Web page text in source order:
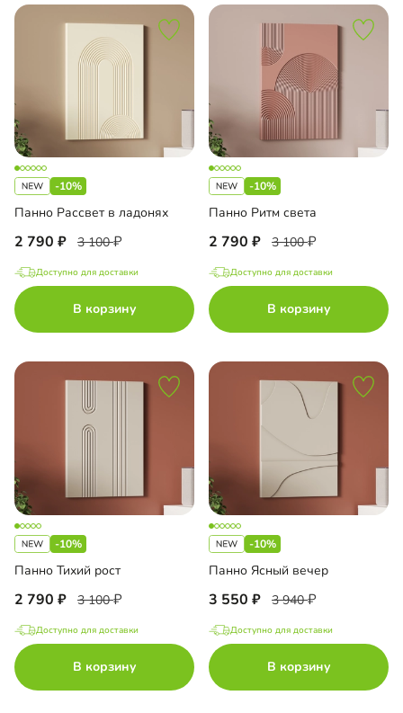
-10%
Панно Рассвет в ладонях
2 790 3 100
Доступно для доставки
В корзину
-10%
Панно Ритм света
2 790 3 100
Доступно для доставки
В корзину
-10%
Панно Тихий рост
2 790 3 100
Доступно для доставки
В корзину
-10%
Панно Ясный вечер
3 550 3 940
Доступно для доставки
В корзину